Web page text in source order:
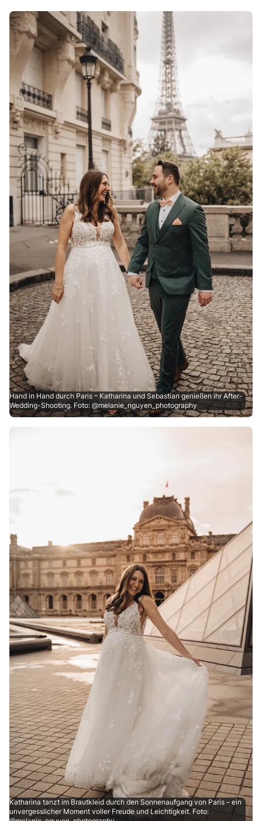
Hand in Hand durch Paris – Katharina und Sebastian genießen ihr After-
Wedding-Shooting. Foto: @melanie_nguyen_photography
Katharina tanzt im Brautkleid durch den Sonnenaufgang von Paris – ein
unvergesslicher Moment voller Freude und Leichtigkeit. Foto: